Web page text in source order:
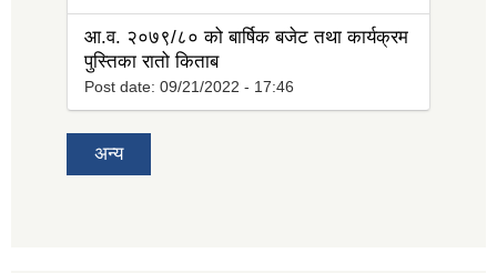
आ.व. २०७९/८० को बार्षिक बजेट तथा कार्यक्रम
पुस्तिका रातो किताब
Post date: 09/21/2022 - 17:46
अन्य